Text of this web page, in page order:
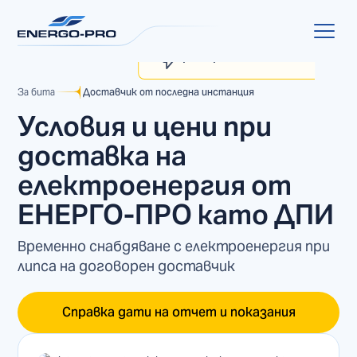
За бита Доставчик от последна инстанция
Условия и цени при
доставка на
електроенергия от
ЕНЕРГО-ПРО като ДПИ
Временно снабдяване с електроенергия при
липса на договорен доставчик
Справка дати на отчет и показания